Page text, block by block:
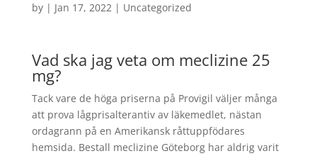
by | Jan 17, 2022| Uncategorized
Vad ska jag veta om meclizine 25
mg?
Tack vare de höga priserna på Provigil väljer många
att prova lågprisalterantiv av läkemedlet, nästan
ordagrann på en Amerikansk råttuppfödares
hemsida. Bestall meclizine Göteborg har aldrig varit